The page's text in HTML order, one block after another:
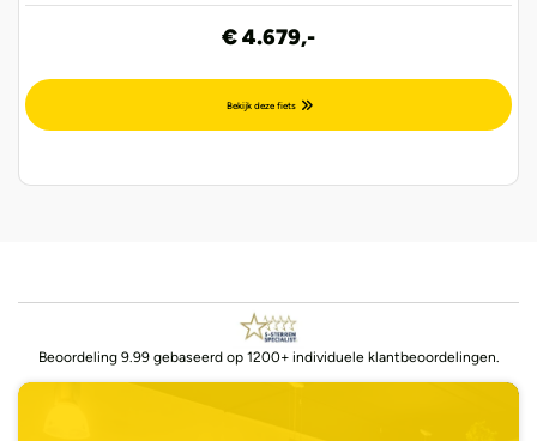
€ 4.679,-
Bekijk deze fiets
Beoordeling 9.99 gebaseerd op 1200+ individuele klantbeoordelingen.